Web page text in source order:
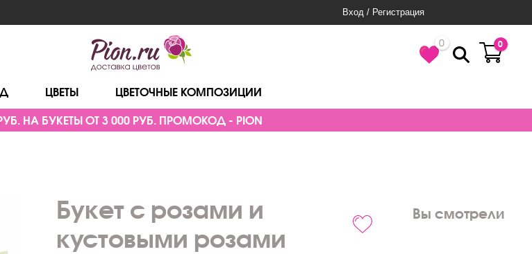
Вход / Регистрация
0 0
ЦВЕТЫ ЦВЕТОЧНЫЕ КОМПОЗИЦИИ
НА БУКЕТЫ ОТ 3 000 РУБ. ПРОМОКОД - PION
Букет с розами и
кустовыми розами
Вы смотрели